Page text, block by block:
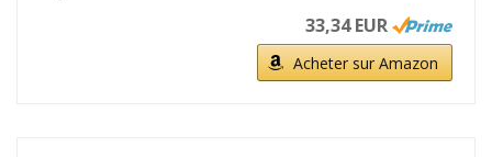
33,34 EUR
Acheter sur Amazon